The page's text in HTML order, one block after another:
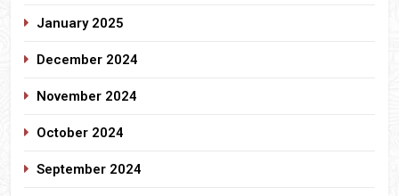
January 2025
December 2024
November 2024
October 2024
September 2024